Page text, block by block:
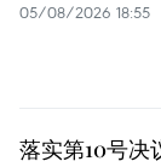
05/08/2026 18:55
落实第10号决